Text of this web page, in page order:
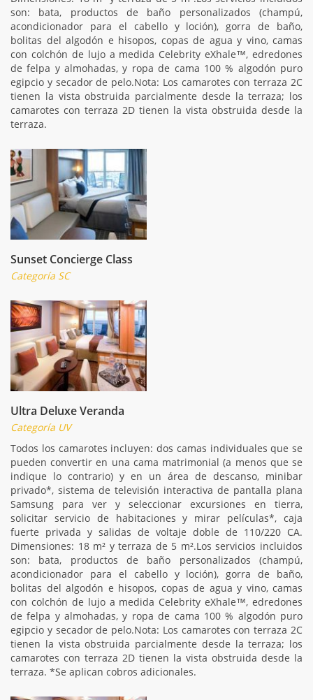
son: bata, productos de baño personalizados (champú,
acondicionador para el cabello y loción), gorra de baño,
bolitas del algodón e hisopos, copas de agua y vino, camas
con colchón de lujo a medida Celebrity eXhale™, edredones
de felpa y almohadas, y ropa de cama 100 % algodón puro
egipcio y secador de pelo.Nota: Los camarotes con terraza 2C
tienen la vista obstruida parcialmente desde la terraza; los
camarotes con terraza 2D tienen la vista obstruida desde la
terraza.
Sunset Concierge Class
Categoría SC
Ultra Deluxe Veranda
Categoría UV
Todos los camarotes incluyen: dos camas individuales que se
pueden convertir en una cama matrimonial (a menos que se
indique lo contrario) y en un área de descanso, minibar
privado*, sistema de televisión interactiva de pantalla plana
Samsung para ver y seleccionar excursiones en tierra,
solicitar servicio de habitaciones y mirar películas*, caja
fuerte privada y salidas de voltaje doble de 110/220 CA.
Dimensiones: 18 m² y terraza de 5 m².Los servicios incluidos
son: bata, productos de baño personalizados (champú,
acondicionador para el cabello y loción), gorra de baño,
bolitas del algodón e hisopos, copas de agua y vino, camas
con colchón de lujo a medida Celebrity eXhale™, edredones
de felpa y almohadas, y ropa de cama 100 % algodón puro
egipcio y secador de pelo.Nota: Los camarotes con terraza 2C
tienen la vista obstruida parcialmente desde la terraza; los
camarotes con terraza 2D tienen la vista obstruida desde la
terraza. *Se aplican cobros adicionales.